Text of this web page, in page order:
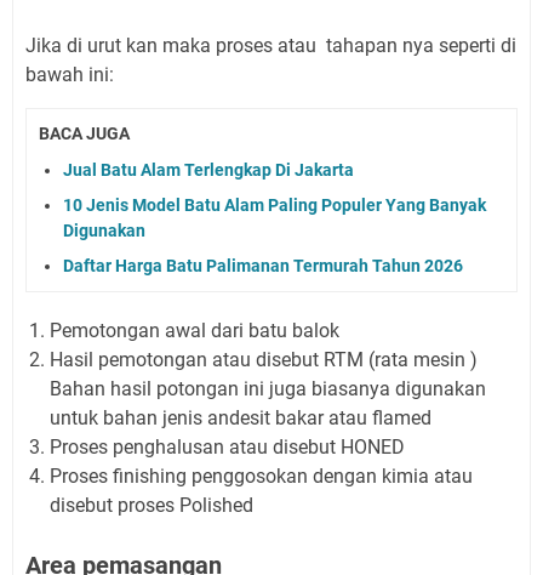
Jika di urut kan maka proses atau tahapan nya seperti di
bawah ini:
BACA JUGA
Jual Batu Alam Terlengkap Di Jakarta
10 Jenis Model Batu Alam Paling Populer Yang Banyak
Digunakan
Daftar Harga Batu Palimanan Termurah Tahun 2026
Pemotongan awal dari batu balok
Hasil pemotongan atau disebut RTM (rata mesin )
Bahan hasil potongan ini juga biasanya digunakan
untuk bahan jenis andesit bakar atau flamed
Proses penghalusan atau disebut HONED
Proses finishing penggosokan dengan kimia atau
disebut proses Polished
Area pemasangan